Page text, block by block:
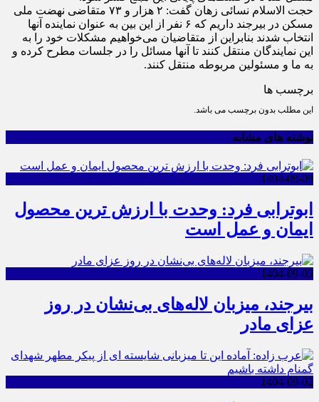
حجت الاسلام نسائی زهان گفت: ۲ هزار و ۷۳ متقاضی نهضت ملی
مسکن در بیرجند داریم که ۶ نفر از این بین به عنوان نماینده آنها
انتخاب شدند بنابراین از متقاضیان می‌خواهیم مشکلات خود را به
این نمایندگان منتقل کنند تا آنها مسائل را در جلسات مطرح کرده و
به ما و مسئولین مربوطه منتقل کنند.
برچسب ها
این مطلب بدون برچسب می باشد.
نوشته های مشابه
1404-09-09
ابوترابی فرد: وحدت با ارزش ترین محصول
ایمان و عمل است
1404-09-03
بیرجند، میزبان لاله‌های بی‌نشان در روز
عزای مادر
1404-09-02